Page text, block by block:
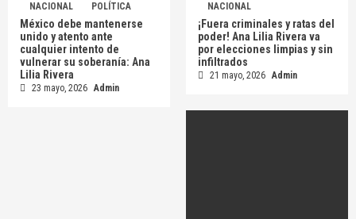
NACIONAL POLÍTICA
México debe mantenerse
unido y atento ante
cualquier intento de
vulnerar su soberanía: Ana
Lilia Rivera
23 mayo, 2026 Admin
NACIONAL
¡Fuera criminales y ratas del
poder! Ana Lilia Rivera va
por elecciones limpias y sin
infiltrados
21 mayo, 2026 Admin